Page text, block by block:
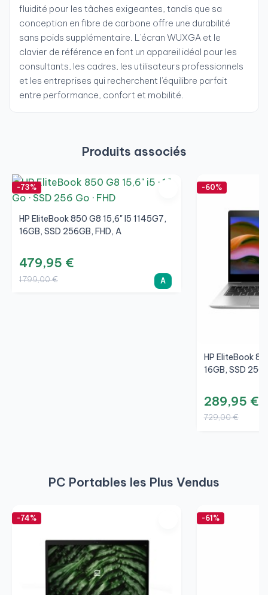
fluidité pour les tâches exigeantes, tandis que sa
conception en fibre de carbone offre une durabilité
sans poids supplémentaire. L'écran WUXGA et le
clavier de référence en font un appareil idéal pour les
consultants, les cadres, les utilisateurs professionnels
et les entreprises qui recherchent l'équilibre parfait
entre performance, confort et mobilité.
Produits associés
-73%
HP EliteBook 850 G8 15,6" I5 1145G7,
16GB, SSD 256GB, FHD, A
479,95 €
1 799,00 € A
-60%
HP EliteBook
16GB, SSD
289,95 €
729,00 €
PC Portables les Plus Vendus
-74% -61%